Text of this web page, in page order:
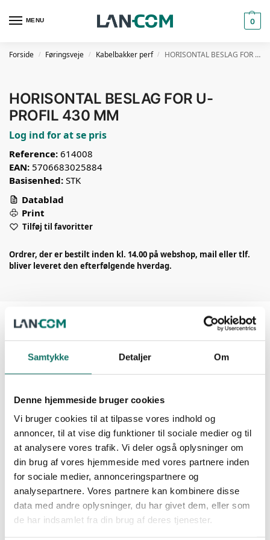
Samtykke Detaljer Om
Denne hjemmeside bruger cookies
Vi bruger cookies til at tilpasse vores indhold og
annoncer, til at vise dig funktioner til sociale medier og til
at analysere vores trafik. Vi deler også oplysninger om
din brug af vores hjemmeside med vores partnere inden
for sociale medier, annonceringspartnere og
analysepartnere. Vores partnere kan kombinere disse
data med andre oplysninger, du har givet dem, eller som
de har indsamlet fra din brug af deres tjenester.
MENU 0
Forside / Føringsveje / Kabelbakker perf / HORISONTAL BESLAG FOR U-PROFIL 430 MM
HORISONTAL BESLAG FOR U-
PROFIL 430 MM
Log ind for at se pris
Reference: 614008
EAN: 5706683025884
Basisenhed: STK
Datablad
Print
Tilføj til favoritter
Ordrer, der er bestilt inden kl. 14.00 på webshop, mail eller tlf.
bliver leveret den efterfølgende hverdag.
Beskrivelse
Anvendes stort set i alle industrier,
Materiale: Rustfrit stål pregalvaniseret
Størrelse:L430xB44xH80 mm
hospitaler ect.
Tykkelse: 1,5mm
kontorbyggeri, uddannelsesinstitutioner,
og styr på ledningsføringen.
Samler kabler, ledninger samt rør og holder
unødvendig slitage og vedholder performance.
Varenummer (SKU): 614008